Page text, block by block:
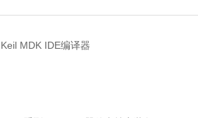
Keil MDK IDE编译器